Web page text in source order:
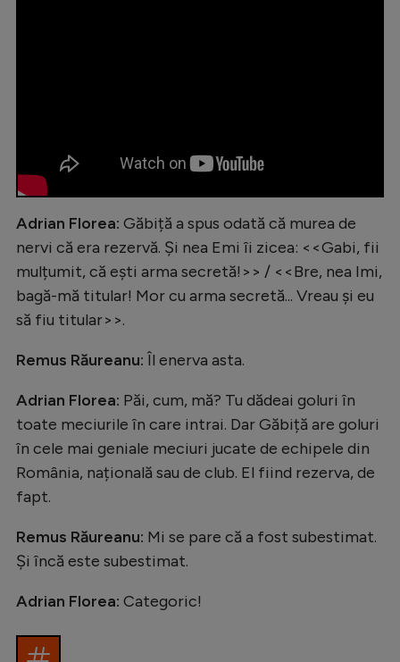
Adrian Florea: Găbiță a spus odată că murea de
nervi că era rezervă. Și nea Emi îi zicea: <<Gabi, fii
mulțumit, că ești arma secretă!>> / <<Bre, nea Imi,
bagă-mă titular! Mor cu arma secretă... Vreau și eu
să fiu titular>>.
Remus Răureanu: Îl enerva asta.
Adrian Florea: Păi, cum, mă? Tu dădeai goluri în
toate meciurile în care intrai. Dar Găbiță are goluri
în cele mai geniale meciuri jucate de echipele din
România, națională sau de club. El fiind rezerva, de
fapt.
Remus Răureanu: Mi se pare că a fost subestimat.
Și încă este subestimat.
Adrian Florea: Categoric!